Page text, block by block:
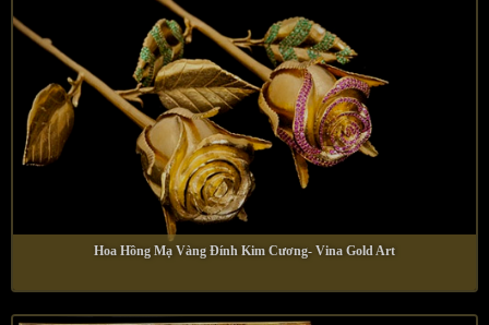
Hoa Hồng Mạ Vàng Đính Kim Cương- Vina Gold Art